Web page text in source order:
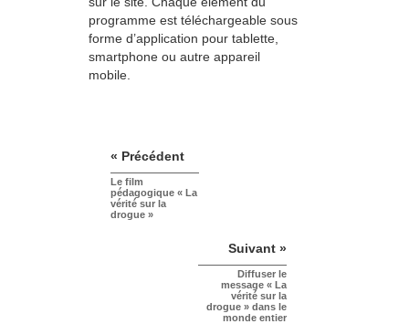
programme est téléchargeable sous
forme d’application pour tablette,
smartphone ou autre appareil
mobile.
« Précédent
Le film
pédagogique « La
vérité sur la
drogue »
Suivant »
Diffuser le
message « La
vérité sur la
drogue » dans le
monde entier